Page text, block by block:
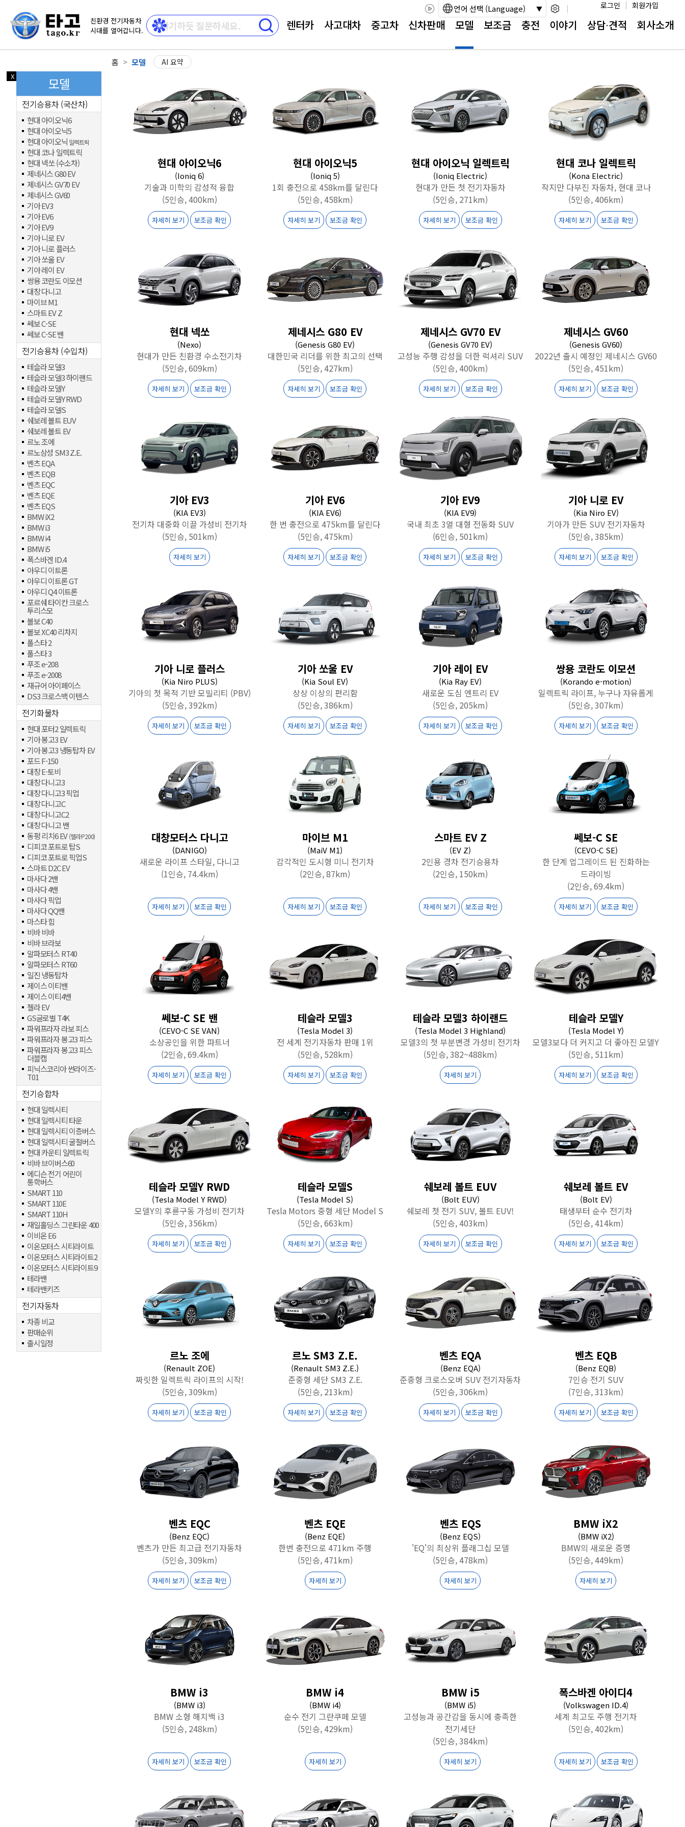
친환경 전기자동차
시대를 열어갑니다.
로그인 회원가입
언어 선택 (Language)
렌터카 사고대차 중고차 신차판매 모델 보조금 충전 이야기 상담⋅견적 회사소개
홈 모델 AI 요약
X 모델
전기승용차 (국산차)
현대 아이오닉6
현대 아이오닉5
현대 아이오닉 일렉트릭
현대 코나 일렉트릭
현대 넥쏘 (수소차)
제네시스 G80 EV
제네시스 GV70 EV
제네시스 GV60
기아 EV3
기아 EV6
기아 EV9
기아 니로 EV
기아 니로 플러스
기아 쏘울 EV
기아 레이 EV
쌍용 코란도 이모션
대창 다니고
마이브 M1
스마트 EV Z
쎄보 C-SE
쎄보 C-SE 밴
전기승용차 (수입차)
테슬라 모델3
테슬라 모델3 하이랜드
테슬라 모델Y
테슬라 모델Y RWD
테슬라 모델S
쉐보레 볼트 EUV
쉐보레 볼트 EV
르노 조에
르노삼성 SM3 Z.E.
벤츠 EQA
벤츠 EQB
벤츠 EQC
벤츠 EQE
벤츠 EQS
BMW iX2
BMW i3
BMW i4
BMW i5
폭스바겐 ID.4
아우디 이트론
아우디 이트론 GT
아우디 Q4 이트론
포르쉐 타이칸 크로스
투리스모
볼보 C40
볼보 XC40 리차지
폴스타 2
폴스타 3
푸조 e-208
푸조 e-2008
재규어 아이페이스
DS3 크로스백 이텐스
전기화물차
현대 포터2 일렉트릭
기아 봉고3 EV
기아 봉고3 냉동탑차 EV
포드 F-150
대창 E-토비
대창 다니고3
대창 다니고3 픽업
대창 다니고C
대창 다니고C2
대창 다니고 밴
동펑 리치6 EV(젤라 P200)
디피코 포트로 탑S
디피코 포트로 픽업S
스마트 D2C EV
마사다 2밴
마사다 4밴
마사다 픽업
마사다 QQ밴
마스타 힘
비바 비바
비바 브라보
알파모터스 RT40
알파모터스 RT60
일진 냉동탑차
제이스 이티밴
제이스 이티4밴
젤라 EV
GS글로벌 T4K
파워프라자 라보 피스
파워프라자 봉고3 피스
파워프라자 봉고3 피스
더블캡
피닉스코리아 썬라이즈-
T01
전기승합차
현대 일렉시티
현대 일렉시티 타운
현대 일렉시티 이층버스
현대 일렉시티 굴절버스
현대 카운티 일렉트릭
비바 브이버스60
에디슨 전기 어린이
통학버스
SMART 110
SMART 110E
SMART 110H
재일홀딩스 그린타운 400
이비온 E6
이온모터스 시티라이트
이온모터스 시티라이트2
이온모터스 시티라이트9
테라밴
테라밴키즈
전기자동차
차종 비교
판매순위
출시일정
현대 아이오닉6
(Ioniq 6)
기술과 미학의 감성적 융합
(5인승, 400km)
자세히 보기 보조금 확인
현대 아이오닉5
(Ioniq 5)
1회 충전으로 458km를 달린다
(5인승, 458km)
자세히 보기 보조금 확인
현대 아이오닉 일렉트릭
(Ioniq Electric)
현대가 만든 첫 전기자동차
(5인승, 271km)
자세히 보기 보조금 확인
현대 코나 일렉트릭
(Kona Electric)
작지만 다부진 자동차, 현대 코나
(5인승, 406km)
자세히 보기 보조금 확인
현대 넥쏘
(Nexo)
현대가 만든 친환경 수소전기차
(5인승, 609km)
자세히 보기 보조금 확인
제네시스 G80 EV
(Genesis G80 EV)
대한민국 리더를 위한 최고의 선택
(5인승, 427km)
자세히 보기 보조금 확인
제네시스 GV70 EV
(Genesis GV70 EV)
고성능 주행 감성을 더한 럭셔리 SUV
(5인승, 400km)
자세히 보기 보조금 확인
제네시스 GV60
(Genesis GV60)
2022년 출시 예정인 제네시스 GV60
(5인승, 451km)
자세히 보기 보조금 확인
기아 EV3
(KIA EV3)
전기차 대중화 이끌 가성비 전기차
(5인승, 501km)
자세히 보기
기아 EV6
(KIA EV6)
한 번 충전으로 475km를 달린다
(5인승, 475km)
자세히 보기 보조금 확인
기아 EV9
(KIA EV9)
국내 최초 3열 대형 전동화 SUV
(6인승, 501km)
자세히 보기 보조금 확인
기아 니로 EV
(Kia Niro EV)
기아가 만든 SUV 전기자동차
(5인승, 385km)
자세히 보기 보조금 확인
기아 니로 플러스
(Kia Niro PLUS)
기아의 첫 목적 기반 모빌리티 (PBV)
(5인승, 392km)
자세히 보기 보조금 확인
기아 쏘울 EV
(Kia Soul EV)
상상 이상의 편리함
(5인승, 386km)
자세히 보기 보조금 확인
기아 레이 EV
(Kia Ray EV)
새로운 도심 엔트리 EV
(5인승, 205km)
자세히 보기 보조금 확인
쌍용 코란도 이모션
(Korando e-motion)
일렉트릭 라이프, 누구나 자유롭게
(5인승, 307km)
자세히 보기 보조금 확인
대창모터스 다니고
(DANIGO)
새로운 라이프 스타일, 다니고
(1인승, 74.4km)
자세히 보기 보조금 확인
마이브 M1
(MaiV M1)
감각적인 도시형 미니 전기차
(2인승, 87km)
자세히 보기 보조금 확인
스마트 EV Z
(EV Z)
2인용 경차 전기승용차
(2인승, 150km)
자세히 보기 보조금 확인
쎄보-C SE
(CEVO-C SE)
한 단계 업그레이드 된 진화하는
드라이빙
(2인승, 69.4km)
자세히 보기 보조금 확인
쎄보-C SE 밴
(CEVO-C SE VAN)
소상공인을 위한 파트너
(2인승, 69.4km)
자세히 보기 보조금 확인
테슬라 모델3
(Tesla Model 3)
전 세계 전기자동차 판매 1위
(5인승, 528km)
자세히 보기 보조금 확인
테슬라 모델3 하이랜드
(Tesla Model 3 Highland)
모델3의 첫 부분변경 가성비 전기차
(5인승, 382~488km)
자세히 보기
테슬라 모델Y
(Tesla Model Y)
모델3보다 더 커지고 더 좋아진 모델Y
(5인승, 511km)
자세히 보기 보조금 확인
테슬라 모델Y RWD
(Tesla Model Y RWD)
모델Y의 후륜구동 가성비 전기차
(5인승, 356km)
자세히 보기 보조금 확인
테슬라 모델S
(Tesla Model S)
Tesla Motors 중형 세단 Model S
(5인승, 663km)
자세히 보기 보조금 확인
쉐보레 볼트 EUV
(Bolt EUV)
쉐보레 첫 전기 SUV, 볼트 EUV!
(5인승, 403km)
자세히 보기 보조금 확인
쉐보레 볼트 EV
(Bolt EV)
태생부터 순수 전기차
(5인승, 414km)
자세히 보기 보조금 확인
르노 조에
(Renault ZOE)
짜릿한 일렉트릭 라이프의 시작!
(5인승, 309km)
자세히 보기 보조금 확인
르노 SM3 Z.E.
(Renault SM3 Z.E.)
준중형 세단 SM3 Z.E.
(5인승, 213km)
자세히 보기 보조금 확인
벤츠 EQA
(Benz EQA)
준중형 크로스오버 SUV 전기자동차
(5인승, 306km)
자세히 보기 보조금 확인
벤츠 EQB
(Benz EQB)
7인승 전기 SUV
(7인승, 313km)
자세히 보기 보조금 확인
벤츠 EQC
(Benz EQC)
벤츠가 만든 최고급 전기자동차
(5인승, 309km)
자세히 보기 보조금 확인
벤츠 EQE
(Benz EQE)
한번 충전으로 471km 주행
(5인승, 471km)
자세히 보기
벤츠 EQS
(Benz EQS)
'EQ'의 최상위 플래그십 모델
(5인승, 478km)
자세히 보기
BMW iX2
(BMW iX2)
BMW의 새로운 증명
(5인승, 449km)
자세히 보기
BMW i3
(BMW i3)
BMW 소형 해치백 i3
(5인승, 248km)
자세히 보기 보조금 확인
BMW i4
(BMW i4)
순수 전기 그란쿠페 모델
(5인승, 429km)
자세히 보기
BMW i5
(BMW i5)
고성능과 공간감을 동시에 충족한
전기세단
(5인승, 384km)
자세히 보기
폭스바겐 아이디4
(Volkswagen ID.4)
세계 최고도 주행 전기차
(5인승, 402km)
자세히 보기 보조금 확인